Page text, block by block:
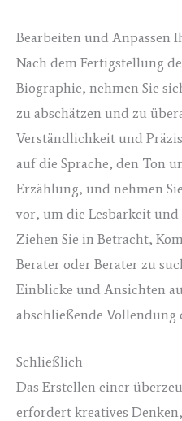
Bearbeiten und Anpassen
Nach dem Fertigstellung
Biographie, nehmen Sie
zu abschätzen und zu
Verständlichkeit und
auf die Sprache, den Ton
Erzählung, und nehmen
vor, um die Lesbarkeit
Ziehen Sie in Betracht,
Berater oder Berater zu
Einblicke und Ansichten
abschließende Vollendung
Schließlich
Das Erstellen einer
erfordert kreatives